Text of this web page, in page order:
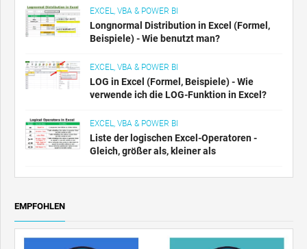
EXCEL, VBA & POWER BI
Longnormal Distribution in Excel (Formel,
Beispiele) - Wie benutzt man?
EXCEL, VBA & POWER BI
LOG in Excel (Formel, Beispiele) - Wie
verwende ich die LOG-Funktion in Excel?
EXCEL, VBA & POWER BI
Liste der logischen Excel-Operatoren -
Gleich, größer als, kleiner als
EMPFOHLEN